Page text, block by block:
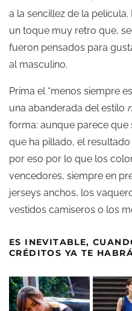
a la sencillez de la
un toque muy retro que,
fueron pensados para
al masculino.
Prima el “menos siempre
una abanderada del estilo
forma: aunque parece
que ha pillado, el resultado
por eso por lo que los
vencedores, siempre en
jerseys anchos, los
vestidos camiseros o los
ES INEVITABLE,
CRÉDITOS YA TE